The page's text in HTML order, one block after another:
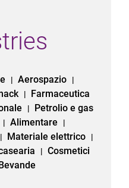
| Aerospazio |
| Farmaceutica
| Petrolio e gas
| Alimentare |
| Materiale elettrico |
| Cosmetici